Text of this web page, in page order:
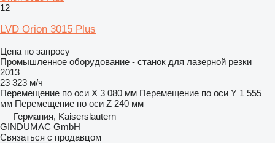
12
LVD Orion 3015 Plus
Цена по запросу
Промышленное оборудование - станок для лазерной резки
2013
23 323 м/ч
Перемещение по оси X 3 080 мм Перемещение по оси Y 1 555
мм Перемещение по оси Z 240 мм
Германия, Kaiserslautern
GINDUMAC GmbH
Связаться с продавцом